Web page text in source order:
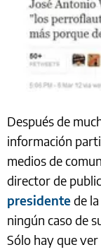
Después de
información
medios de
director de
presidentede
ningún caso de
Sólo hay que